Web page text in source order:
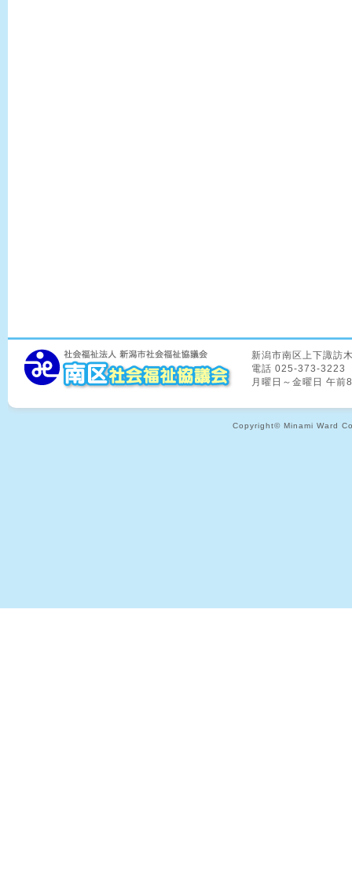
新潟市南区上下諏訪
電話 025-373-3223
月曜日～金曜日 午
Copyright© Minami Ward